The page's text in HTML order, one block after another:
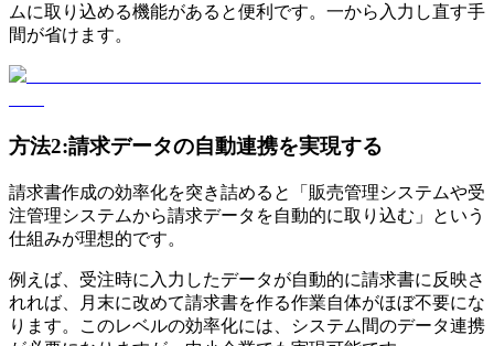
ムに取り込める機能があると便利です。一から入力し直す手
間が省けます。
方法2:請求データの自動連携を実現する
請求書作成の効率化を突き詰めると「販売管理システムや受
注管理システムから請求データを自動的に取り込む」という
仕組みが理想的です。
例えば、受注時に入力したデータが自動的に請求書に反映さ
れれば、月末に改めて請求書を作る作業自体がほぼ不要にな
ります。このレベルの効率化には、システム間のデータ連携